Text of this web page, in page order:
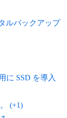
ルバックアップ
に SSD を導入
(+1)